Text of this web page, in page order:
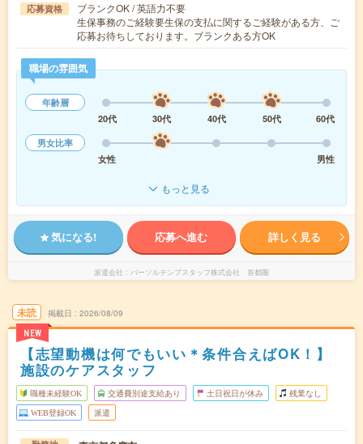
応募資格
ブランクOK / 英語力不要
生保事務のご経験要生保の支払に関するご経験がある方、ご
応募お待ちしております。ブランクある方OK
職場の雰囲気
年齢層
20代
30代 40代 50代
60代
男女比率
女性
男性
もっと見る
気になる! 応募へ進む 詳しく見る
派遣会社 パーソルテンプスタッフ株式会社 首都圏
未読
NEW
掲載日 2026/08/09
【志望動機は何でもいい＊条件合えばOK！】
施設のケアスタッフ
職種未経験OK 交通費別途支給あり 土日祝日が休み 残業なし
WEB登録OK 派遣